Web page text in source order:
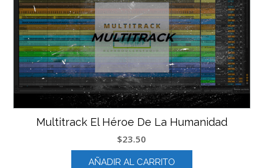
Multitrack El Héroe De La Humanidad
$23.50
AÑADIR AL CARRITO